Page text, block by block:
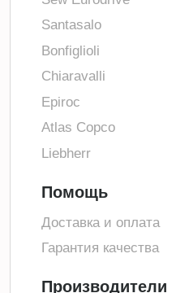
Santasalo
Bonfiglioli
Chiaravalli
Epiroc
Atlas Copco
Liebherr
Помощь
Доставка и оплата
Гарантия качества
Производители